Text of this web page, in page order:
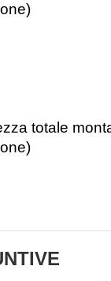
totale